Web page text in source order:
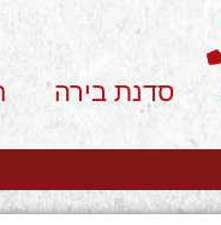
סדנת בירה